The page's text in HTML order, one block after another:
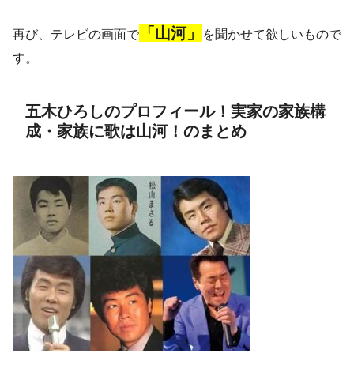
再び、テレビの画面で 「山河」
を聞かせて欲しいもので
す。
五木ひろしのプロフィール！実家の家族構
成・家族に歌は山河！のまとめ